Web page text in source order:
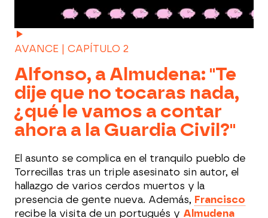
AVANCE | CAPÍTULO 2
Alfonso, a Almudena: "Te
dije que no tocaras nada,
¿qué le vamos a contar
ahora a la Guardia Civil?"
El asunto se complica en el tranquilo pueblo de
Torrecillas tras un triple asesinato sin autor, el
hallazgo de varios cerdos muertos y la
presencia de gente nueva. Además, Francisco
recibe la visita de un portugués y Almudena